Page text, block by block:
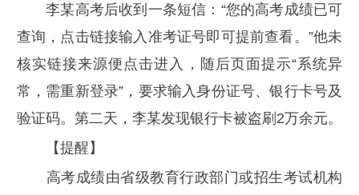
李某高考后收到一条短信：“您的高考成绩已可
查询，点击链接输入准考证号即可提前查看。”他未
核实链接来源便点击进入，随后页面提示“系统异
常，需重新登录”，要求输入身份证号、银行卡号及
验证码。第二天，李某发现银行卡被盗刷2万余元。
【提醒】
高考成绩由省级教育行政部门或招生考试机构